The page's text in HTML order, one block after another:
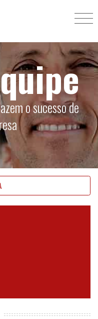
o sucesso de